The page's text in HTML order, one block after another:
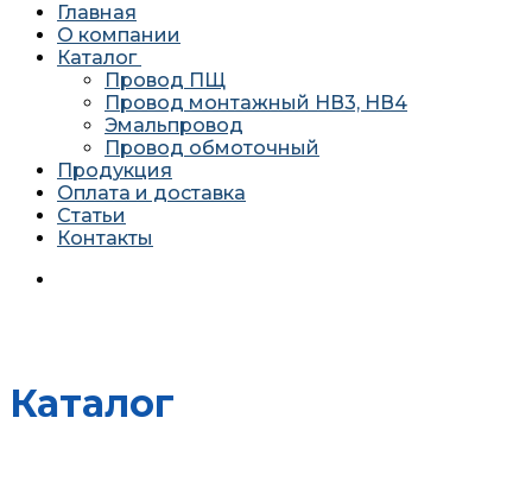
Главная
О компании
Каталог
Провод ПЩ
Провод монтажный НВ3, НВ4
Эмальпровод
Провод обмоточный
Продукция
Оплата и доставка
Статьи
Контакты
Каталог